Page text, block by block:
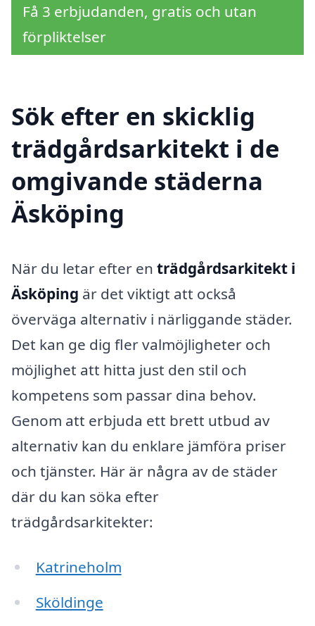
Få 3 erbjudanden, gratis och utan
förpliktelser
Sök efter en skicklig
trädgårdsarkitekt i de
omgivande städerna
Äsköping
När du letar efter en trädgårdsarkitekt i
Äsköping är det viktigt att också
överväga alternativ i närliggande städer.
Det kan ge dig fler valmöjligheter och
möjlighet att hitta just den stil och
kompetens som passar dina behov.
Genom att erbjuda ett brett utbud av
alternativ kan du enklare jämföra priser
och tjänster. Här är några av de städer
där du kan söka efter
trädgårdsarkitekter:
Katrineholm
Sköldinge